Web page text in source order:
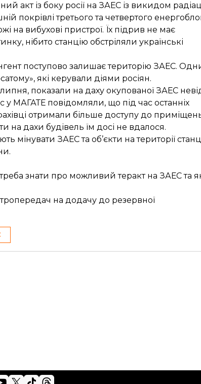
із боку росії на ЗАЕС із викидом
покрівлі третього та четвертого
на вибухові пристрої. Їх підрив не має
нібито станцію обстріляли українські
поступово залишає територію ЗАЕС.
які керували діями росіян.
показали на даху окупованої ЗАЕС
МАГАТЕ повідомляли, що під час останніх
отримали більше доступу до
на дахи будівель їм досі не вдалося.
мінувати ЗАЕС та об’єкти на території
знати про можливий теракт на ЗАЕС та
на додачу до резервної